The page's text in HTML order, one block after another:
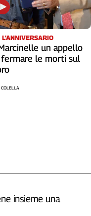
L'ANNIVERSARIO
un appello
le morti sul
insieme una